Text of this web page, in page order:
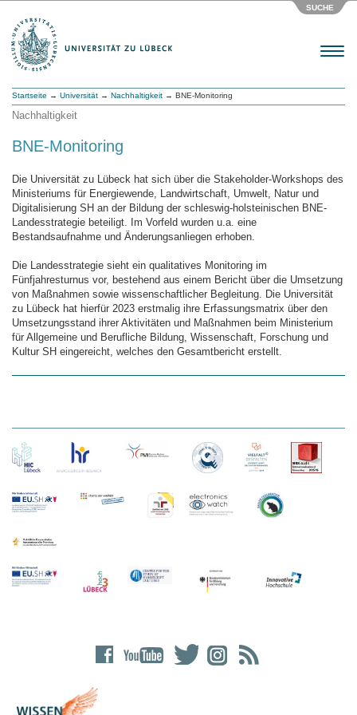
SUCHE
Menu
Startseite → Universität → Nachhaltigkeit → BNE-Monitoring
Nachhaltigkeit
BNE-Monitoring
Die Universität zu Lübeck hat sich über die Stakeholder-Workshops des
Ministeriums für Energiewende, Landwirtschaft, Umwelt, Natur und
Digitalisierung SH an der Bildung der schleswig-holsteinischen BNE-
Landesstrategie beteiligt. Im Vorfeld wurden u.a. eine
Bestandsaufnahme und Änderungsanliegen erhoben.
Die Landesstrategie sieht ein qualitatives Monitoring im
Fünfjahresturnus vor, bestehend aus einem Bericht über die Umsetzung
von Maßnahmen sowie wissenschaftlicher Begleitung. Die Universität
zu Lübeck hat hierfür 2023 erstmalig ihre Erfassungsmatrix über den
Umsetzungsstand ihrer Aktivitäten und Maßnahmen beim Ministerium
für Allgemeine und Berufliche Bildung, Wissenschaft, Forschung und
Kultur SH eingereicht, welches den Gesamtbericht erstellt.